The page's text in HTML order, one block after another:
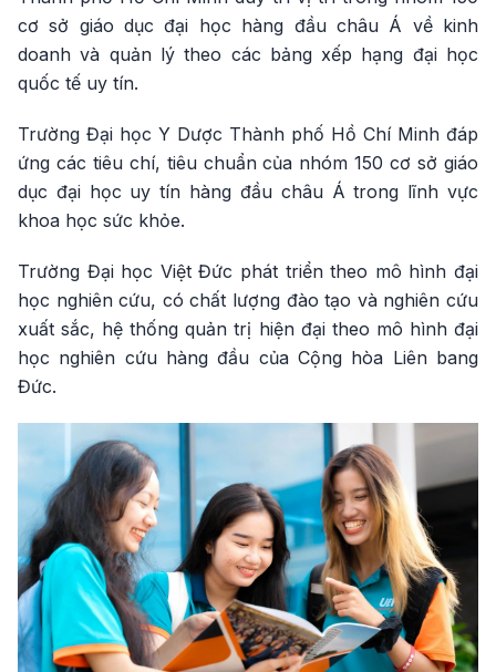
cơ sở giáo dục đại học hàng đầu châu Á về kinh
doanh và quản lý theo các bảng xếp hạng đại học
quốc tế uy tín.
Trường Đại học Y Dược Thành phố Hồ Chí Minh đáp
ứng các tiêu chí, tiêu chuẩn của nhóm 150 cơ sở giáo
dục đại học uy tín hàng đầu châu Á trong lĩnh vực
khoa học sức khỏe.
Trường Đại học Việt Đức phát triển theo mô hình đại
học nghiên cứu, có chất lượng đào tạo và nghiên cứu
xuất sắc, hệ thống quản trị hiện đại theo mô hình đại
học nghiên cứu hàng đầu của Cộng hòa Liên bang
Đức.